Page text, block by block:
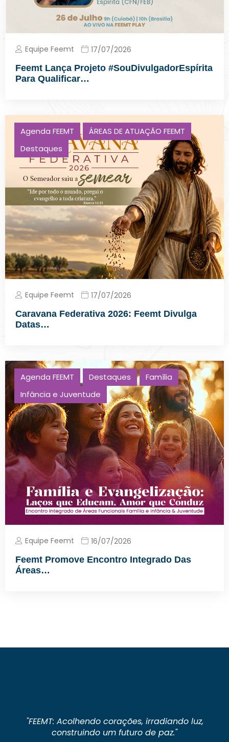
Equipe Feemt
17/07/2026
Feemt Lança Projeto #SouDivulgadorEspírita
Para Qualificar…
Agenda FEEMT
ÁREAS DE ATUAÇÃO FEEMT
Destaques
Equipe Feemt
17/07/2026
Caravana Federativa 2026: Feemt Divulga
Datas…
Agenda FEEMT Destaques
Família
Infância e Juventude
Equipe Feemt
16/07/2026
Feemt Promove Encontro Integrado Das
Áreas…
"FEEMT: Acolhendo corações, irradiando luz,
construindo um futuro de paz."